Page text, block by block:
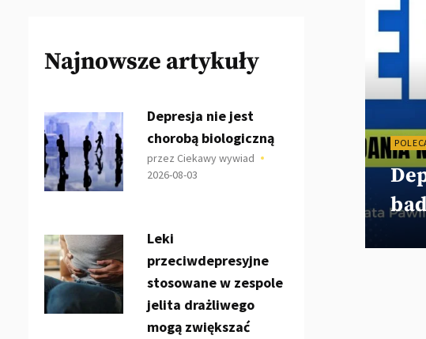
Najnowsze artykuły
Depresja nie jest
chorobą biologiczną
przez Ciekawy wywiad
2026-08-03
Leki
przeciwdepresyjne
stosowane w zespole
jelita drażliwego
mogą zwiększać